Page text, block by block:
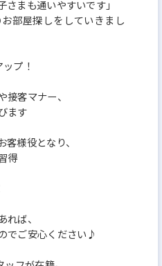
さまも通いやすいです」
部屋探しをしていきまし
プ！
客マナー、
ます
様役となり、
得
ば、
でご安心ください♪